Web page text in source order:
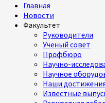
Главная
Новости
Факультет
Руководители
Ученый совет
Профбюро
Научно-
Научное
Наши достижения
Известные